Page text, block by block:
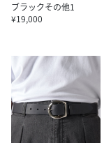
ブラックその他1
¥19,000